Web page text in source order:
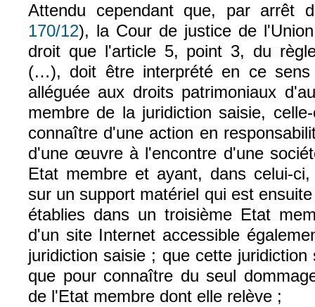
Attendu cependant que, par arrêt
170/12), la Cour de justice de
droit que l'article 5, point 3, du
(…), doit être interprété en ce
alléguée aux droits patrimoniaux
membre de la juridiction saisie,
connaître d'une action en
d'une œuvre à l'encontre d'une
Etat membre et ayant, dans celui-
sur un support matériel qui est
établies dans un troisième Etat
d'un site Internet accessible
juridiction saisie ; que cette
que pour connaître du seul
de l'Etat membre dont elle relève ;